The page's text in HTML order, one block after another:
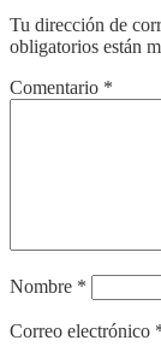
Tu dirección de
obligatorios están
Comentario *
Nombre *
Correo electrónico